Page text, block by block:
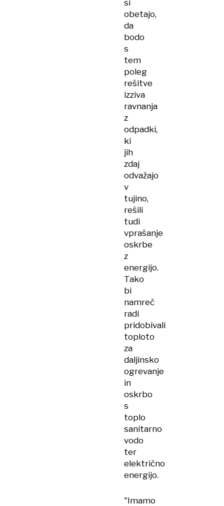
si
obetajo,
da
bodo
s
tem
poleg
rešitve
izziva
ravnanja
z
odpadki,
ki
jih
zdaj
odvažajo
v
tujino,
rešili
tudi
vprašanje
oskrbe
z
energijo.
Tako
bi
namreč
radi
pridobivali
toploto
za
daljinsko
ogrevanje
in
oskrbo
s
toplo
sanitarno
vodo
ter
električno
energijo.
"Imamo